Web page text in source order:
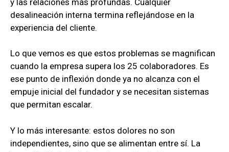
desalineación interna termina reflejándose en la
experiencia del cliente.
Lo que vemos es que estos problemas se magnifican
cuando la empresa supera los 25 colaboradores. Es
ese punto de inflexión donde ya no alcanza con el
empuje inicial del fundador y se necesitan sistemas
que permitan escalar.
Y lo más interesante: estos dolores no son
independientes, sino que se alimentan entre sí. La